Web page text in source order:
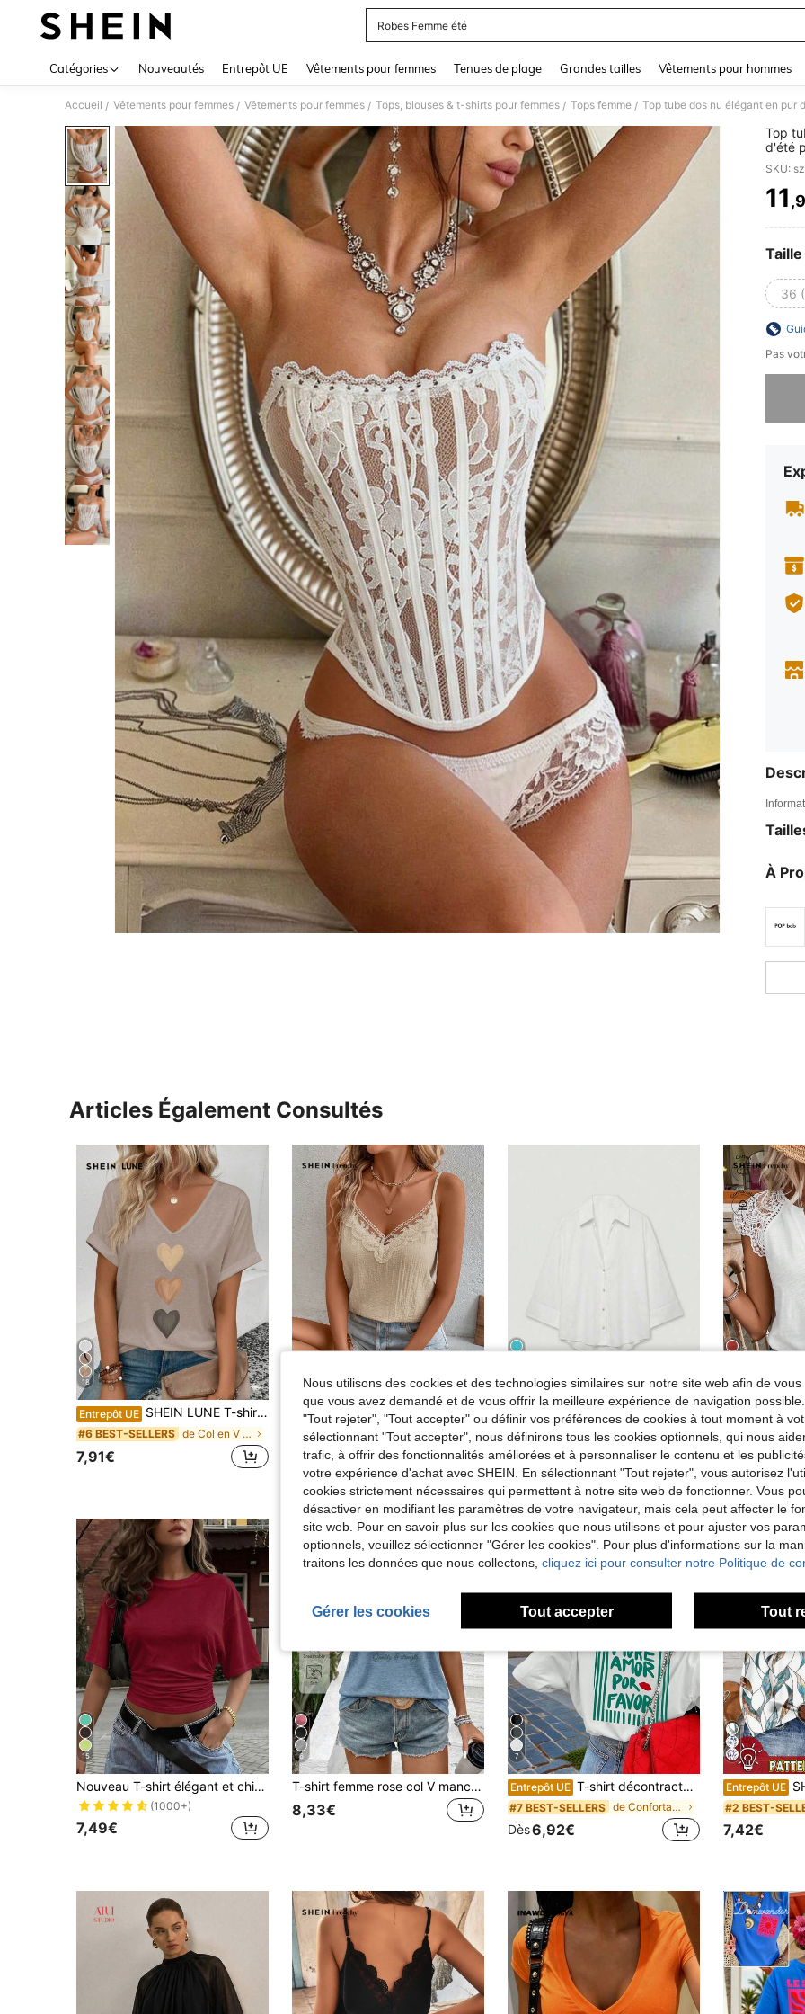
Robes Femme été
Catégories Nouveautés Entrepôt UE Vêtements pour femmes Tenues de plage Grandes tailles Vêtements pour hommes
Accueil / Vêtements pour femmes / Vêtements pour femmes / Tops, blouses & t-shirts pour femmes / Tops femme / Top tube dos nu élégant en pur
Top
d'été
SKU:
11
Taille
36
Pas
À
Articles Également Consultés
18
Entrepôt UE SHEIN LUNE T-shirt décontracté polyvalent pour femmes avec col en V, manchette évasée, imprimé cœur dégradé, pour le printemps/été
#6 BEST-SELLERS de Col en V Hauts, chemisiers et t-shirts pour fem
7,91€
Entrepôt UE SHEIN Frenchy Camisole élégante d'été décorée de dentelle unie
7,42€
24
Entrepôt UE Blouse décontractée polyvalente pour femmes YROOE, minimaliste/décontractée-chic/quotidienne/simple et élégante, chemise décontractée à la mode avec col rabattu et manches larges, printemps/été/automne/hiver blanc, luxe discret
(1000+)
15,49€
18
Entrepôt UE
#2 BEST-
#2 BEST-
#2 BEST-
#2 BEST-
11,38€
15
Nouveau T-shirt élégant et chic de couleur unie, polyvalent avec froncé à la taille, convient pour le quotidien, l'école, la plage, les vacances, l'été à la maison
(1000+)
7,49€
6
T-shirt femme rose col V manches courtes longueur régulière, imprimé directionnel, respirant & doux, décontracté pour l'été
8,33€
7
Entrepôt UE T-shirt décontracté à manches courtes et col rond pour femmes - motif imprimé, tissu doux et confortable, lavable en machine, Top d'été blanc
#7 BEST-SELLERS de Confortable Hauts, chemisiers et t-shirts pour
Dès6,92€
Entrepôt UE SHEIN
#2 BEST-
7,42€
Nous utilisons des cookies et des technologies similaires sur notre site web afin de
que vous avez demandé et de vous offrir la meilleure expérience de navigation
"Tout rejeter", "Tout accepter" ou définir vos préférences de cookies à tout moment à
sélectionnant "Tout accepter", nous définirons tous les cookies optionnels, qui nous
trafic, à offrir des fonctionnalités améliorées et à personnaliser le contenu et les
votre expérience d'achat avec SHEIN. En sélectionnant "Tout rejeter", vous autorisez
cookies strictement nécessaires qui permettent à notre site web de fonctionner. Vous
désactiver en modifiant les paramètres de votre navigateur, mais cela peut affecter le
site web. Pour en savoir plus sur les cookies que nous utilisons et pour ajuster vos
optionnels, veuillez sélectionner "Gérer les cookies". Pour plus d'informations sur la
traitons les données que nous collectons, cliquez ici pour consulter notre Politique de
Gérer les cookies Tout accepter Tout